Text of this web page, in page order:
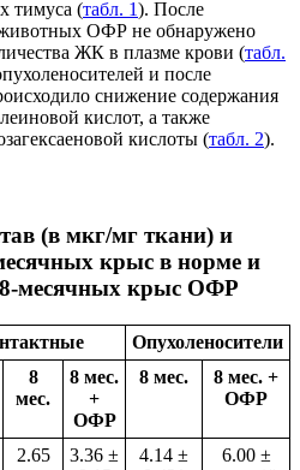
тимуса (табл. 1). После
ОФР не обнаружено
ЖК в плазме крови (табл.
и после
снижение содержания
кислот, а также
кислоты (табл. 2).
(в мкг/мг ткани) и
крыс в норме и
8-месячных крыс ОФР
Опухоленосители
8
мес.
8 мес.
+
ОФР
8 мес.
8 мес. +
ОФР
2.65
3.36 ±
4.14 ±
6.00 ±